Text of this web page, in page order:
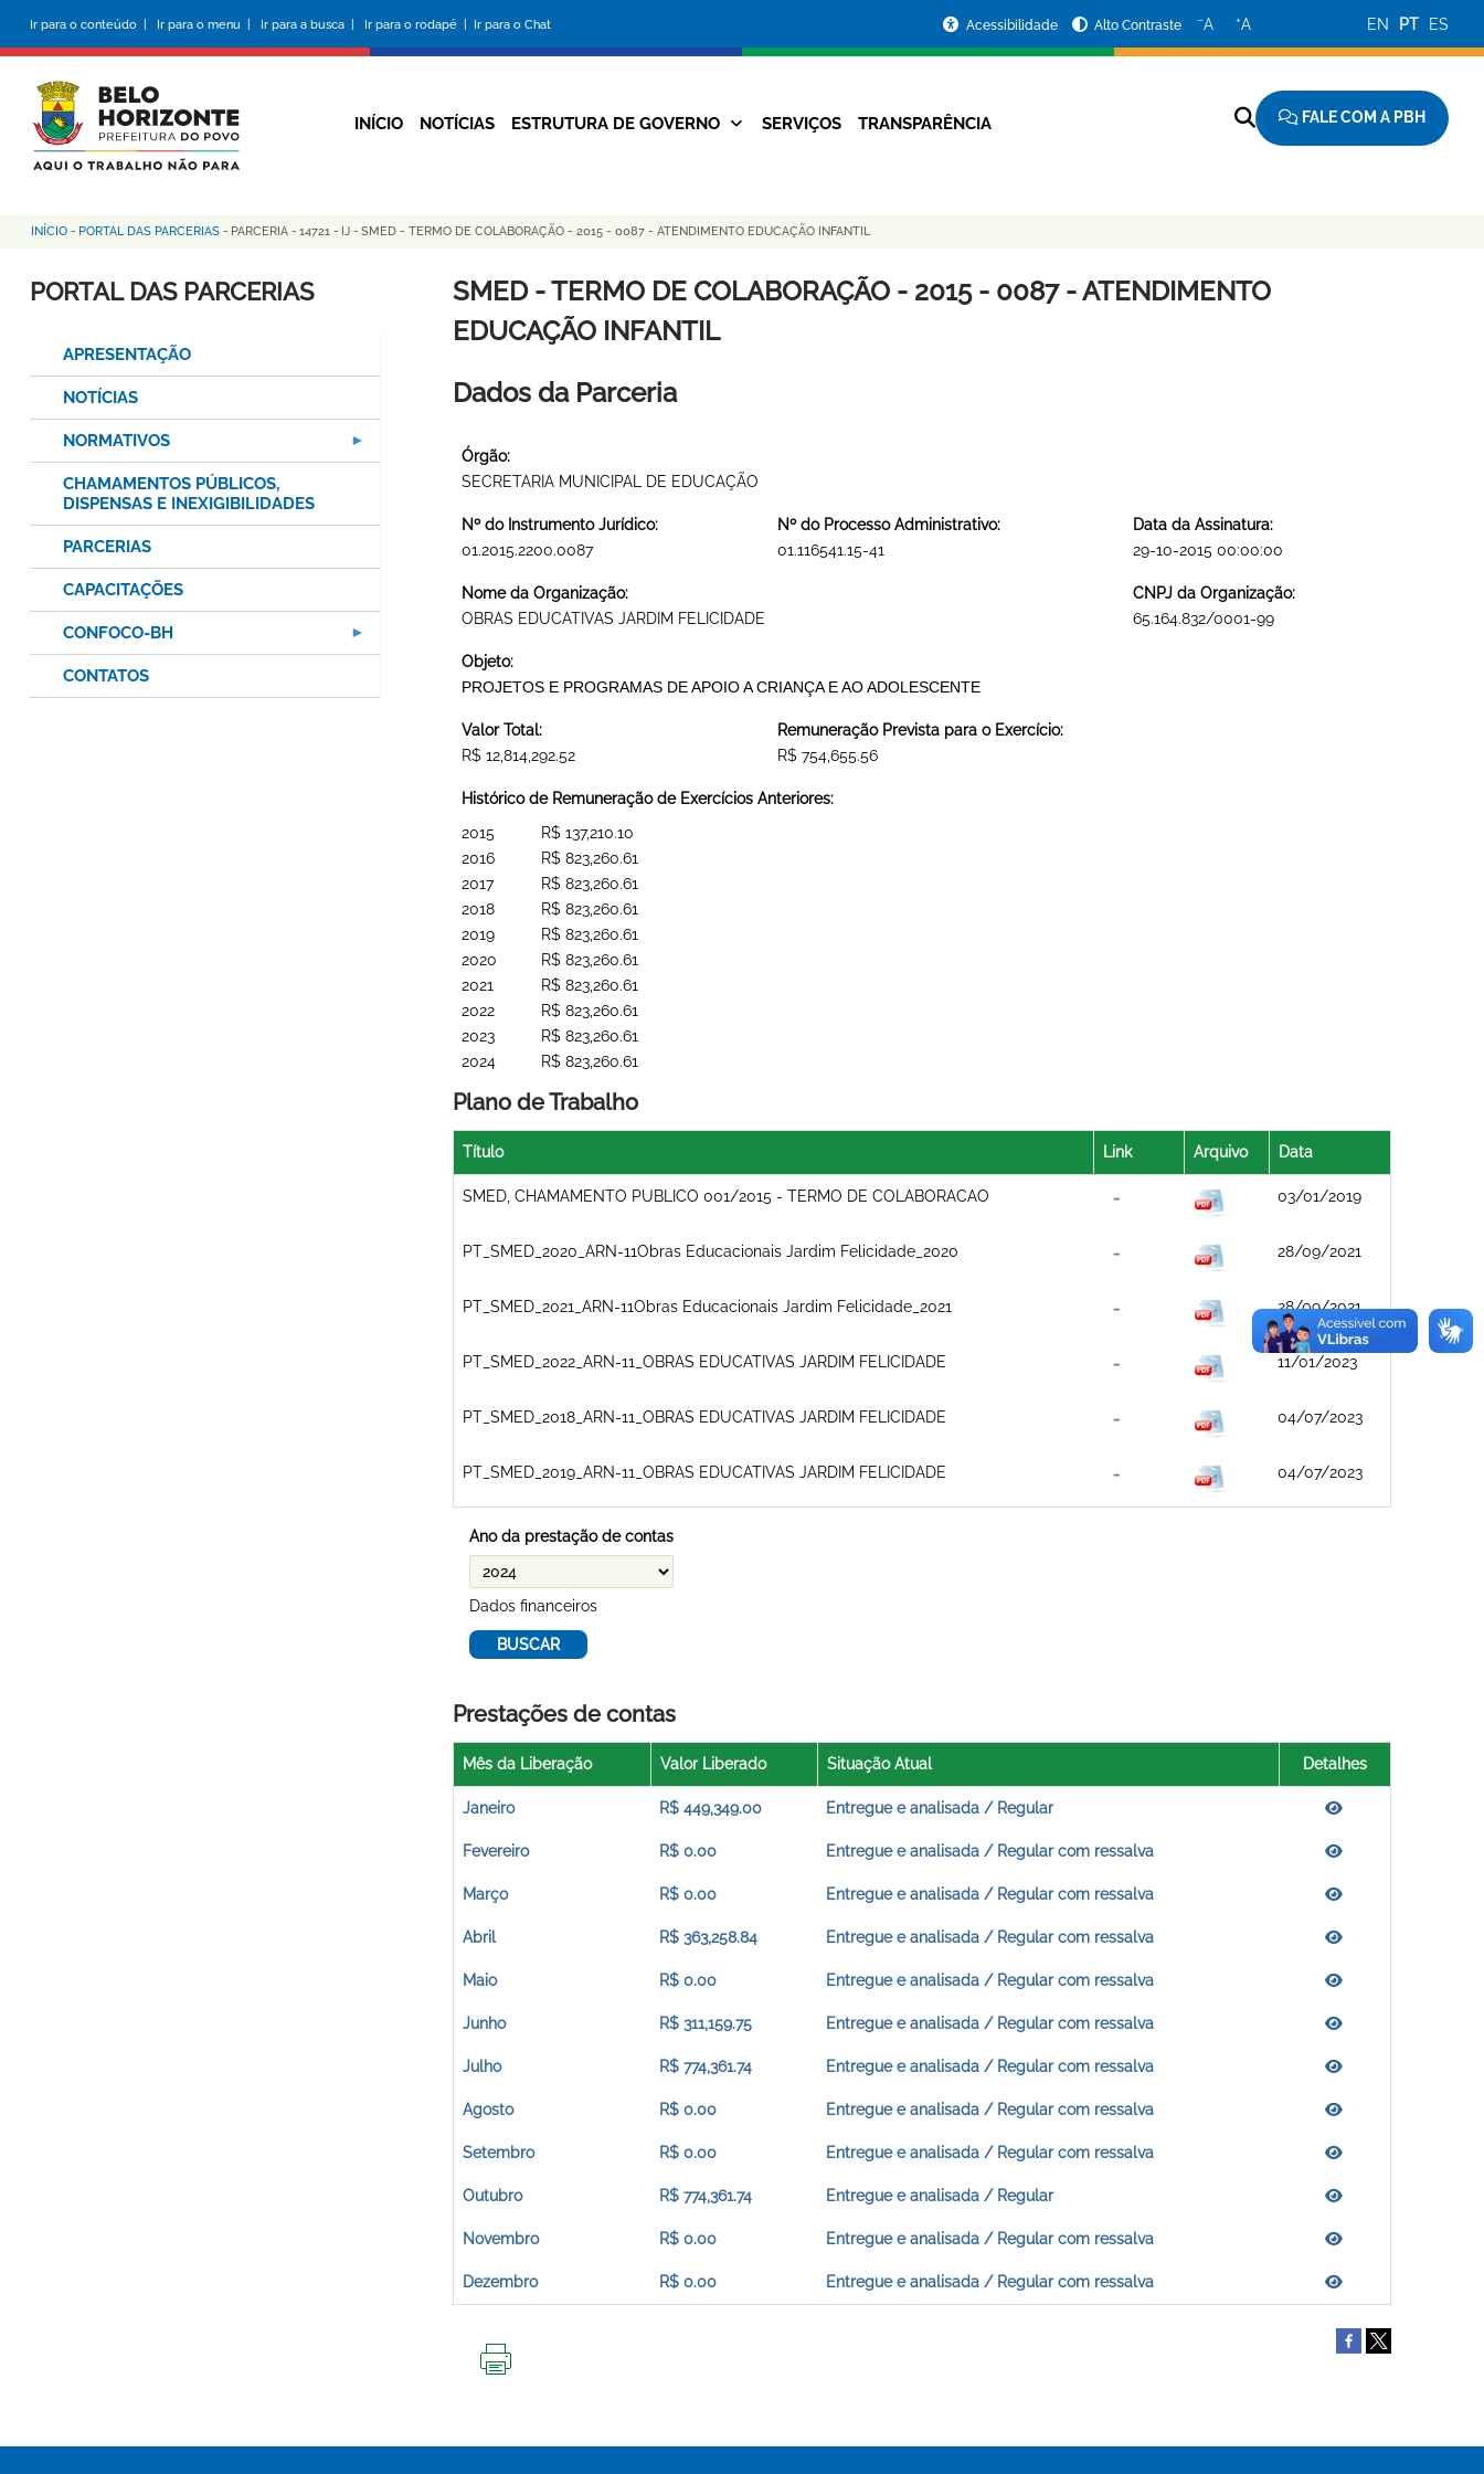
conteúdo
principal
Ir para o conteúdo | Ir para o menu | Ir para a busca | Ir para o rodapé | Ir para o Chat
da
Prefeitura
Acessibilidade Alto Contraste −A +A EN PT ES
Navegação
INÍCIO NOTÍCIAS ESTRUTURA DE GOVERNO SERVIÇOS TRANSPARÊNCIA FALE COM A PBH
Trilha
de
INÍCIO - PORTAL DAS PARCERIAS - PARCERIA - 14721 - IJ - SMED - TERMO DE COLABORAÇÃO - 2015 - 0087 - ATENDIMENTO EDUCAÇÃO INFANTIL
SMED - TERMO DE COLABORAÇÃO - 2015 - 0087 - ATENDIMENTO
EDUCAÇÃO INFANTIL
Dados da Parceria
Órgão:
SECRETARIA MUNICIPAL DE EDUCAÇÃO
Nº do Instrumento Jurídico:
01.2015.2200.0087
Nº do Processo Administrativo:
01.116541.15-41
Data da Assinatura:
29-10-2015 00:00:00
Nome da Organização:
OBRAS EDUCATIVAS JARDIM FELICIDADE
CNPJ da Organização:
65.164.832/0001-99
Objeto:
PROJETOS E PROGRAMAS DE APOIO A CRIANÇA E AO ADOLESCENTE
Valor Total:
R$ 12,814,292.52
Remuneração Prevista para o Exercício:
R$ 754,655.56
Histórico de Remuneração de Exercícios Anteriores:
2015
2016
2017
2018
2019
2020
2021
2022
2023
2024
R$ 137,210.10
R$ 823,260.61
R$ 823,260.61
R$ 823,260.61
R$ 823,260.61
R$ 823,260.61
R$ 823,260.61
R$ 823,260.61
R$ 823,260.61
R$ 823,260.61
Plano de Trabalho
Título Link Arquivo Data
SMED, CHAMAMENTO PUBLICO 001/2015 - TERMO DE COLABORACAO 03/01/2019
PT_SMED_2020_ARN-11Obras Educacionais Jardim Felicidade_2020 28/09/2021
PT_SMED_2021_ARN-11Obras Educacionais Jardim Felicidade_2021 28/09/2021
PT_SMED_2022_ARN-11_OBRAS EDUCATIVAS JARDIM FELICIDADE 11/01/2023
PT_SMED_2018_ARN-11_OBRAS EDUCATIVAS JARDIM FELICIDADE 04/07/2023
PT_SMED_2019_ARN-11_OBRAS EDUCATIVAS JARDIM FELICIDADE 04/07/2023
Ano da prestação de contas
Dados financeiros
Prestações de contas
Mês da Liberação Valor Liberado Situação Atual Detalhes
Janeiro R$ 449,349.00 Entregue e analisada / Regular
Fevereiro R$ 0.00 Entregue e analisada / Regular com ressalva
Março R$ 0.00 Entregue e analisada / Regular com ressalva
Abril R$ 363,258.84 Entregue e analisada / Regular com ressalva
Maio R$ 0.00 Entregue e analisada / Regular com ressalva
Junho R$ 311,159.75 Entregue e analisada / Regular com ressalva
Julho R$ 774,361.74 Entregue e analisada / Regular com ressalva
Agosto R$ 0.00 Entregue e analisada / Regular com ressalva
Setembro R$ 0.00 Entregue e analisada / Regular com ressalva
Outubro R$ 774,361.74 Entregue e analisada / Regular
Novembro R$ 0.00 Entregue e analisada / Regular com ressalva
Dezembro R$ 0.00 Entregue e analisada / Regular com ressalva
PORTAL DAS PARCERIAS
APRESENTAÇÃO
NOTÍCIAS
NORMATIVOS
CHAMAMENTOS PÚBLICOS,
DISPENSAS E INEXIGIBILIDADES
PARCERIAS
CAPACITAÇÕES
CONFOCO-BH
CONTATOS